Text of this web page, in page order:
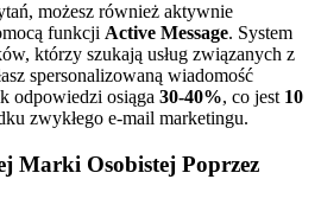
możesz również aktywnie
funkcji Active Message. System
którzy szukają usług związanych z
spersonalizowaną wiadomość
odpowiedzi osiąga 30-40%, co jest 10
zwykłego e-mail marketingu.
Marki Osobistej Poprzez